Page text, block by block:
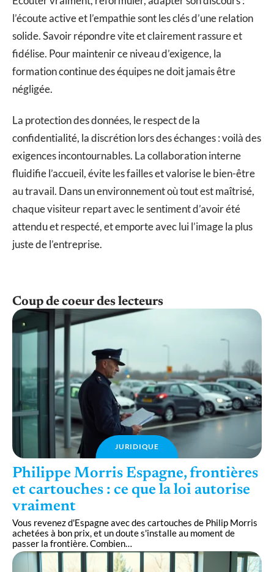
l’écoute active et l’empathie sont les clés d’une relation
solide. Savoir répondre vite et clairement rassure et
fidélise. Pour maintenir ce niveau d’exigence, la
formation continue des équipes ne doit jamais être
négligée.
La protection des données, le respect de la
confidentialité, la discrétion lors des échanges : voilà des
exigences incontournables. La collaboration interne
fluidifie l’accueil, évite les failles et valorise le bien-être
au travail. Dans un environnement où tout est maîtrisé,
chaque visiteur repart avec le sentiment d’avoir été
attendu et respecté, et emporte avec lui l’image la plus
juste de l’entreprise.
Coup de coeur des lecteurs
JURIDIQUE
Philippe Morris Espagne, frontières
et cartouches : ce que la loi autorise
vraiment
Vous revenez d'Espagne avec des cartouches de Philip Morris
achetées à bon prix, et un doute s'installe au moment de
passer la frontière. Combien…